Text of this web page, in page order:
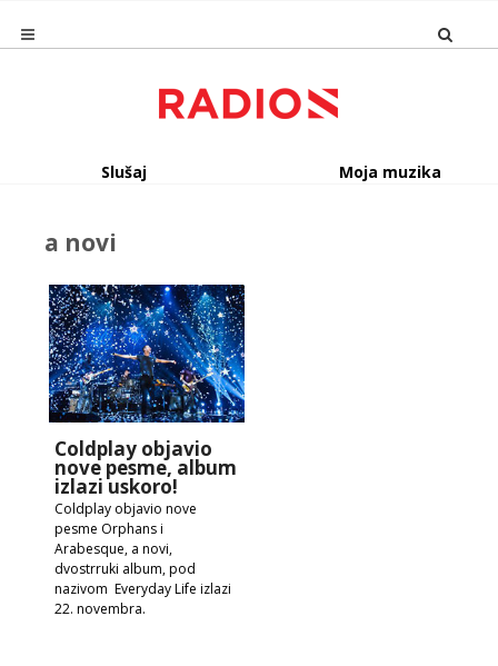
Slušaj Moja muzika
a novi
Coldplay objavio
nove pesme, album
izlazi uskoro!
Coldplay objavio nove
pesme Orphans i
Arabesque, a novi,
dvostrruki album, pod
nazivom Everyday Life izlazi
22. novembra.